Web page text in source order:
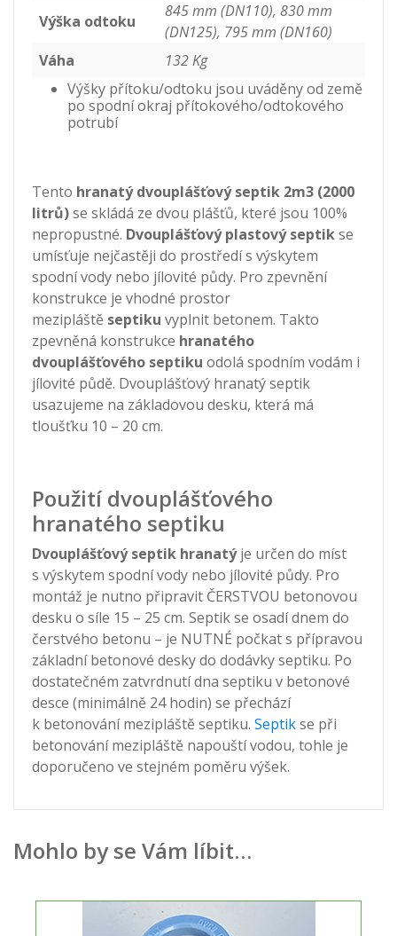
Výška odtoku
845 mm (DN110), 830 mm
(DN125), 795 mm (DN160)
Váha
132 Kg
Výšky přítoku/odtoku jsou uváděny od země
po spodní okraj přítokového/odtokového
potrubí
Tento hranatý dvouplášťový septik 2m3 (2000
litrů)se skládá ze dvou plášťů, které jsou 100%
nepropustné. Dvouplášťový plastový septikse
umísťuje nejčastěji do prostředí s výskytem
spodní vody nebo jílovité půdy. Pro zpevnění
konstrukce je vhodné prostor
mezipláště septiku vyplnit betonem. Takto
zpevněná konstrukce hranatého
dvouplášťového septiku odolá spodním vodám i
jílovité půdě. Dvouplášťový hranatý septik
usazujeme na základovou desku, která má
tloušťku 10 – 20 cm.
Použití dvouplášťového
hranatého septiku
Dvouplášťový septik hranatýje určen do míst
s výskytem spodní vody nebo jílovité půdy. Pro
montáž je nutno připravit ČERSTVOU betonovou
desku o síle 15 – 25 cm. Septik se osadí dnem do
čerstvého betonu – je NUTNÉ počkat s přípravou
základní betonové desky do dodávky septiku. Po
dostatečném zatvrdnutí dna septiku v betonové
desce (minimálně 24 hodin) se přechází
k betonování mezipláště septiku. Septikse při
betonování mezipláště napouští vodou, tohle je
doporučeno ve stejném poměru výšek.
Mohlo by se Vám líbit…